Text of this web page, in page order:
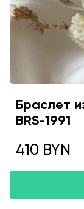
Браслет
BRS-1991
410 BYN